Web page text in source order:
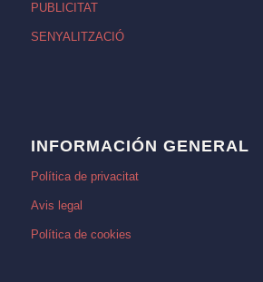
PUBLICITAT
SENYALITZACIÓ
INFORMACIÓN GENERAL
Política de privacitat
Avis legal
Política de cookies